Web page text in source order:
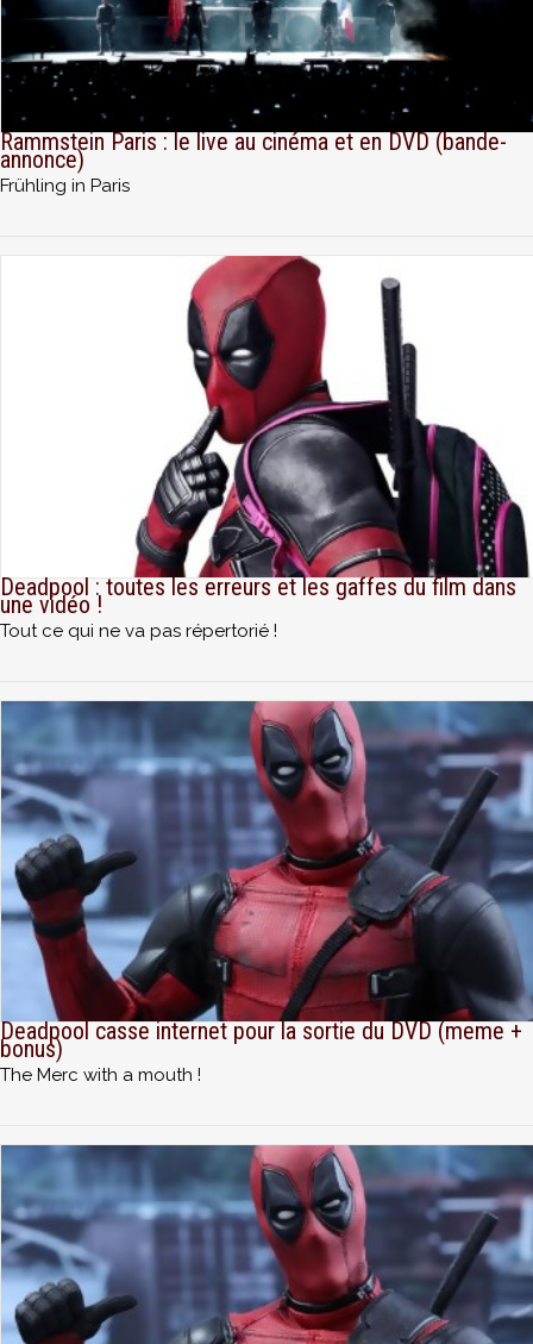
Rammstein Paris : le live au cinéma et en DVD (bande-
annonce)
Frühling in Paris
Deadpool : toutes les erreurs et les gaffes du film dans
une vidéo !
Tout ce qui ne va pas répertorié !
Deadpool casse internet pour la sortie du DVD (meme +
bonus)
The Merc with a mouth !